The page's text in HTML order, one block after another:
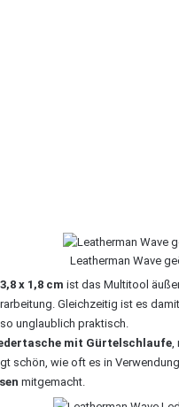
Leatherman Wave
x 1,8 cm ist das Multitool
Gleichzeitig ist es
unglaublich praktisch.
mit Gürtelschlaufe,
schön, wie oft es in
mitgemacht.